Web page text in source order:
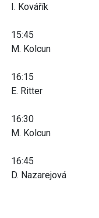
I. Kovářík
15:45
M. Kolcun
16:15
E. Ritter
16:30
M. Kolcun
16:45
D. Nazarejová